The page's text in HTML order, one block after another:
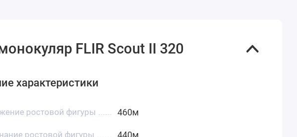
FLIR Scout II 320
характеристики
ростовой фигуры 460м
ростовой фигуры